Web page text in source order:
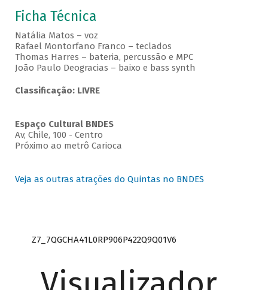
Ficha Técnica
Natália Matos – voz
Rafael Montorfano Franco – teclados
Thomas Harres – bateria, percussão e MPC
João Paulo Deogracias – baixo e bass synth
Classificação: LIVRE
Espaço Cultural BNDES
Av, Chile, 100 - Centro
Próximo ao metrô Carioca
Veja as outras atrações do Quintas no BNDES
Z7_7QGCHA41L0RP906P422Q9Q01V6